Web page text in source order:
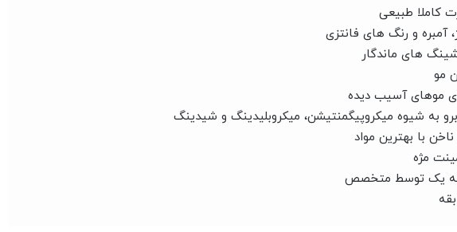
کاملا طبیعی
آمبره و رنگ های فانتزی
های ماندگار
مو
موهای آسيب ديده
به شيوه ميكروپيگمنتيشن، ميكروبليدينگ و شيدينگ
با بهترين مواد
مژه
يک توسط متخصص